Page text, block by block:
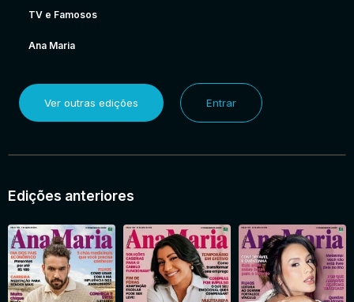
TV e Famosos
Ana Maria
Ver outras edições Entrar
Edições anteriores